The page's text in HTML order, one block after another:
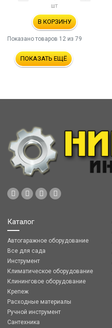
шт
В КОРЗИНУ
Показано товаров 12 из 79
ПОКАЗАТЬ ЕЩЁ
Каталог
Автогаражное оборудование
Все для сада
Инструмент
Климатическое оборудование
Клининговое оборудование
Крепеж
Расходные материалы
Ручной инструмент
Сантехника